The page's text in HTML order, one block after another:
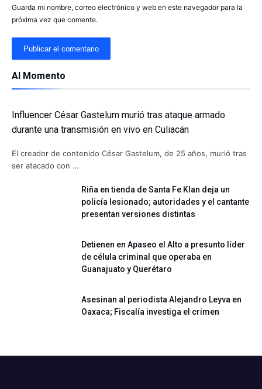
Guarda mi nombre, correo electrónico y web en este navegador para la
próxima vez que comente.
Al Momento
Influencer César Gastelum murió tras ataque armado
durante una transmisión en vivo en Culiacán
El creador de contenido César Gastelum, de 25 años, murió tras
ser atacado con …
Riña en tienda de Santa Fe Klan deja un
policía lesionado; autoridades y el cantante
presentan versiones distintas
Detienen en Apaseo el Alto a presunto líder
de célula criminal que operaba en
Guanajuato y Querétaro
Asesinan al periodista Alejandro Leyva en
Oaxaca; Fiscalía investiga el crimen